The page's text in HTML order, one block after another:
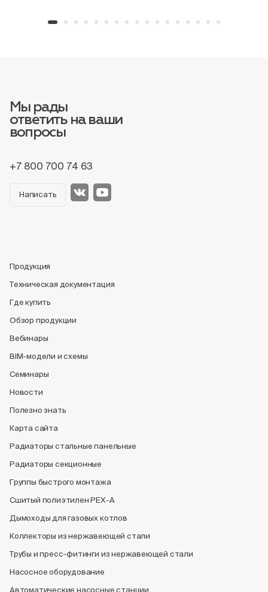
Мы рады
ответить на ваши
вопросы
+7 800 700 74 63
Написать
Продукция
Техническая документация
Где купить
Обзор продукции
Вебинары
BIM-модели и схемы
Семинары
Новости
Полезно знать
Карта сайта
Радиаторы стальные панельные
Радиаторы секционные
Группы быстрого монтажа
Сшитый полиэтилен PEX-A
Дымоходы для газовых котлов
Коллекторы из нержавеющей стали
Трубы и пресс-фитинги из нержавеющей стали
Насосное оборудование
Автоматические насосные станции